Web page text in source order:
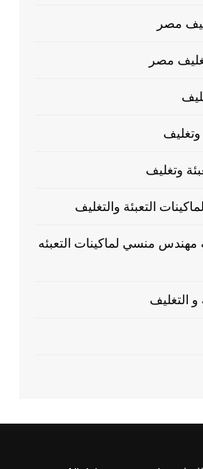
مصر
مصر
وتغليف
التعبئة والتغليف
منسي لماكينات التعبئه
و التغليف